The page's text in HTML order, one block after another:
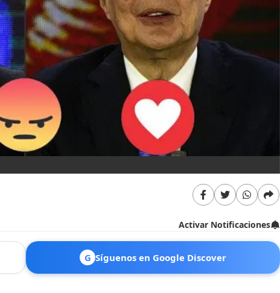
Activar Notificaciones
G Síguenos en Google Discover